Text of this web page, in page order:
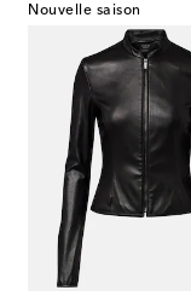
Nouvelle saison